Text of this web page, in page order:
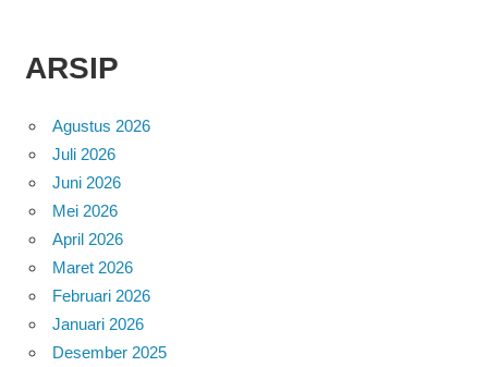
ARSIP
Agustus 2026
Juli 2026
Juni 2026
Mei 2026
April 2026
Maret 2026
Februari 2026
Januari 2026
Desember 2025